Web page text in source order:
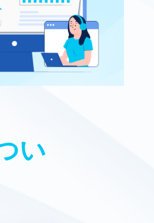
い